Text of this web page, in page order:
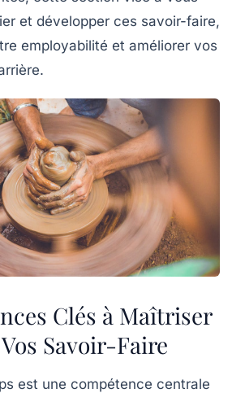
et développer ces savoir-faire,
employabilité et améliorer vos
Clés à Maîtriser
Savoir-Faire
est une compétence centrale